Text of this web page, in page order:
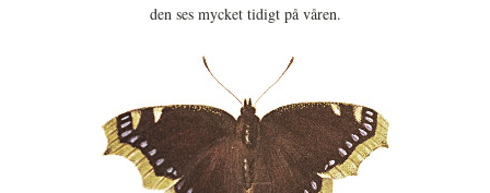
den ses mycket tidigt på våren.